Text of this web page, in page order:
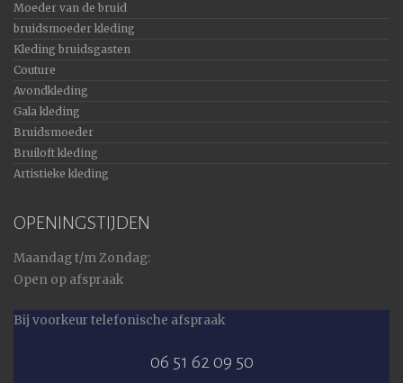
Moeder van de bruid
bruidsmoeder kleding
Kleding bruidsgasten
Couture
Avondkleding
Gala kleding
Bruidsmoeder
Bruiloft kleding
Artistieke kleding
OPENINGSTIJDEN
Maandag t/m Zondag:
Open op afspraak
Bij voorkeur telefonische afspraak
06 51 62 09 50